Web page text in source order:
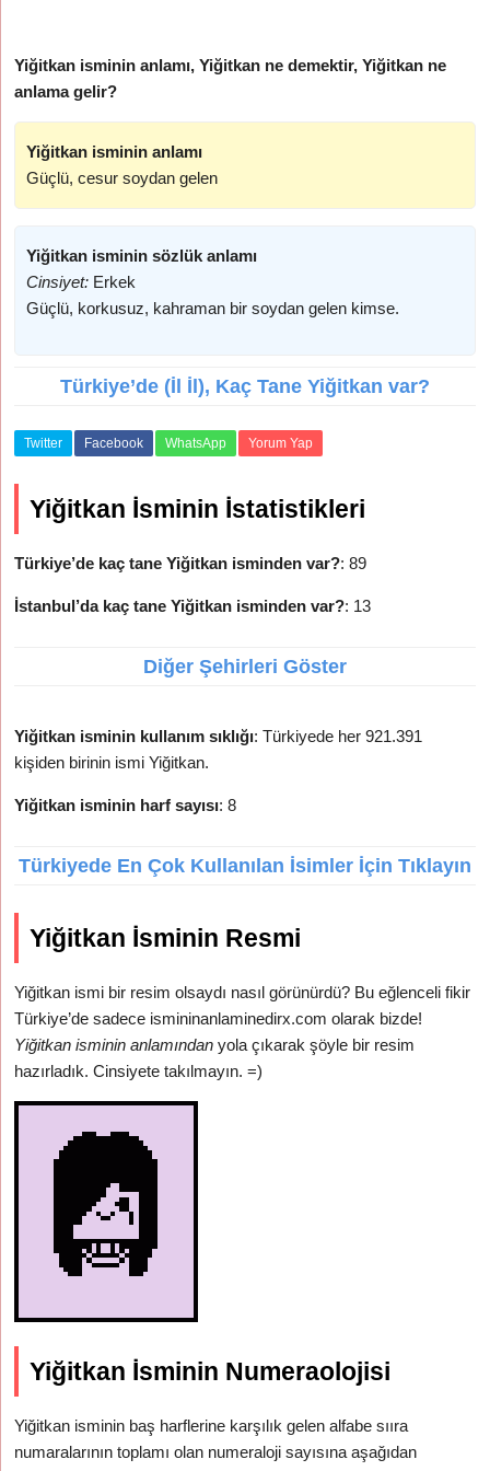
Yiğitkan isminin anlamı, Yiğitkan ne demektir, Yiğitkan ne
anlama gelir?
Yiğitkan isminin anlamı
Güçlü, cesur soydan gelen
Yiğitkan isminin sözlük anlamı
Cinsiyet: Erkek
Güçlü, korkusuz, kahraman bir soydan gelen kimse.
Türkiye’de (İl İl), Kaç Tane Yiğitkan var?
Twitter Facebook WhatsApp Yorum Yap
Yiğitkan İsminin İstatistikleri
Türkiye’de kaç tane Yiğitkan isminden var?: 89
İstanbul’da kaç tane Yiğitkan isminden var?: 13
Diğer Şehirleri Göster
Yiğitkan isminin kullanım sıklığı: Türkiyede her 921.391
kişiden birinin ismi Yiğitkan.
Yiğitkan isminin harf sayısı: 8
Türkiyede En Çok Kullanılan İsimler İçin Tıklayın
Yiğitkan İsminin Resmi
Yiğitkan ismi bir resim olsaydı nasıl görünürdü? Bu eğlenceli fikir
Türkiye’de sadece ismininanlaminedirx.com olarak bizde!
Yiğitkan isminin anlamından yola çıkarak şöyle bir resim
hazırladık. Cinsiyete takılmayın. =)
Yiğitkan İsminin Numeraolojisi
Yiğitkan isminin baş harflerine karşılık gelen alfabe sııra
numaralarının toplamı olan numeraloji sayısına aşağıdan